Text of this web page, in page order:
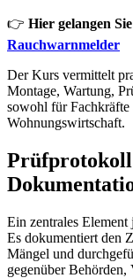
👉 Hier gelangen
Rauchwarnmelder
Der Kurs vermittelt
Montage, Wartung,
sowohl für
Wohnungswirtschaft.
Prüfprotokoll
Ein zentrales
Es dokumentiert den
Mängel und
gegenüber Behörden,